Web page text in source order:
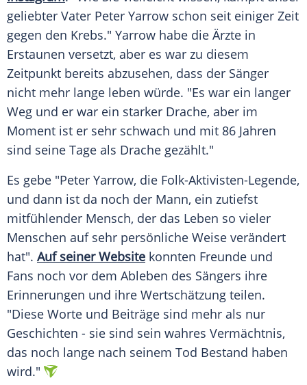
geliebter Vater Peter Yarrow schon seit einiger Zeit
gegen den Krebs." Yarrow habe die Ärzte in
Erstaunen versetzt, aber es war zu diesem
Zeitpunkt bereits abzusehen, dass der Sänger
nicht mehr lange leben würde. "Es war ein langer
Weg und er war ein starker Drache, aber im
Moment ist er sehr schwach und mit 86 Jahren
sind seine Tage als Drache gezählt."
Es gebe "Peter Yarrow, die Folk-Aktivisten-Legende,
und dann ist da noch der Mann, ein zutiefst
mitfühlender Mensch, der das Leben so vieler
Menschen auf sehr persönliche Weise verändert
hat". Auf seiner Website konnten Freunde und
Fans noch vor dem Ableben des Sängers ihre
Erinnerungen und ihre Wertschätzung teilen.
"Diese Worte und Beiträge sind mehr als nur
Geschichten - sie sind sein wahres Vermächtnis,
das noch lange nach seinem Tod Bestand haben
wird."